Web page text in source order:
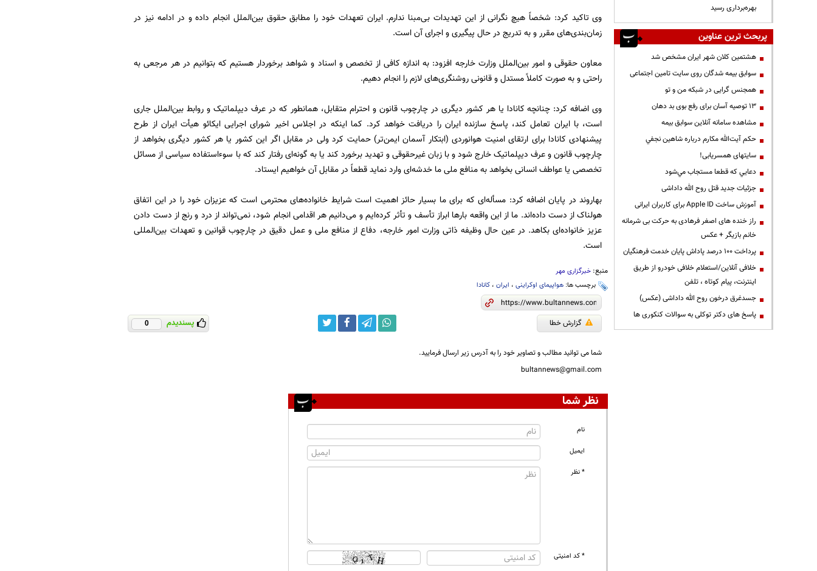
وی تاکید کرد: شخصاً هیچ نگرانی از این تهدیدات بی‌مبنا ندارم. ایران تعهدات خود را مطابق حقوق بین‌الملل انجام داده و در ادامه نیز در
زمان‌بندی‌های مقرر و به تدریج در حال پیگیری و اجرای آن است.
معاون حقوقی و امور بین‌الملل وزارت خارجه افزود: به اندازه کافی از تخصص و اسناد و شواهد برخوردار هستیم که بتوانیم در هر مرجعی به
راحتی و به صورت کاملاً مستدل و قانونی روشنگری‌های لازم را انجام دهیم.
وی اضافه کرد: چنانچه کانادا یا هر کشور دیگری در چارچوب قانون و احترام متقابل، همانطور که در عرف دیپلماتیک و روابط بین‌الملل جاری
است، با ایران تعامل کند، پاسخ سازنده ایران را دریافت خواهد کرد. کما اینکه در اجلاس اخیر شورای اجرایی ایکائو هیأت ایران از طرح
پیشنهادی کانادا برای ارتقای امنیت هوانوردی (ابتکار آسمان ایمن‌تر) حمایت کرد ولی در مقابل اگر این کشور یا هر کشور دیگری بخواهد از
چارچوب قانون و عرف دیپلماتیک خارج شود و با زبان غیرحقوقی و تهدید برخورد کند یا به گونه‌ای رفتار کند که با سوءاستفاده سیاسی از مسائل
تخصصی یا عواطف انسانی بخواهد به منافع ملی ما خدشه‌ای وارد نماید قطعاً در مقابل آن خواهیم ایستاد.
بهاروند در پایان اضافه کرد: مسأله‌ای که برای ما بسیار حائز اهمیت است شرایط خانواده‌های محترمی است که عزیزان خود را در این اتفاق
هولناک از دست داده‌اند. ما از این واقعه بارها ابراز تأسف و تأثر کرده‌ایم و می‌دانیم هر اقدامی انجام شود، نمی‌تواند از درد و رنج از دست دادن
عزیز خانواده‌ای بکاهد. در عین حال وظیفه ذاتی وزارت امور خارجه، دفاع از منافع ملی و عمل دقیق در چارچوب قوانین و تعهدات بین‌المللی
است.
منبع: خبرگزاری مهر
برچسب ها: هواپیمای اوکراینی، ایران، کانادا
گزارش خطا پسندیدم 0
شما می توانید مطالب و تصاویر خود را به آدرس زیر ارسال فرمایید.
bultannews@gmail.com
نظر شما
نام
ایمیل
* نظر
* کد امنیتی
بهره‌برداری رسید
پربحث ترین عناوین
هشتمین کلان شهر ایران مشخص شد
سوابق بیمه شدگان روی سایت تامین اجتماعی
همجنس گرایی در شبکه من و تو
13 توصیه آسان برای رفع بوی بد دهان
مشاهده سامانه آنلاين سوابق بیمه
حكم آيت‌الله مكارم درباره شاهين نجفي
سایتهای همسریابی!
دعايي كه قطعا مستجاب مي‌شود
جزئیات جدید قتل روح الله داداشی
آموزش ساخت Apple ID برای کاربران ایرانی
راز خنده های اصغر فرهادی به حرکت بی شرمانه
خانم بازیگر + عکس
پرداخت ۱۰۰ درصد پاداش پایان خدمت فرهنگیان
خلافی آنلاین/استعلام خلافی خودرو از طریق
اینترنت، پیام کوتاه ، تلفن
جسدغرق درخون روح الله داداشی (عکس)
پاسخ های دکتر توکلی به سوالات کنکوری ها